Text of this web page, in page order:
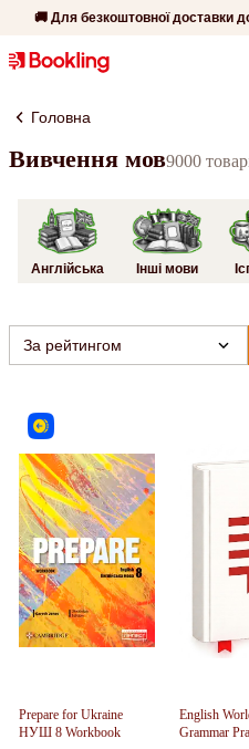
🚚 Для безкоштовної доставки
Головна
Вивчення мов9000
Англійська Інші мови
За рейтингом
Prepare for Ukraine
НУШ 8 Workbook
English
Grammar